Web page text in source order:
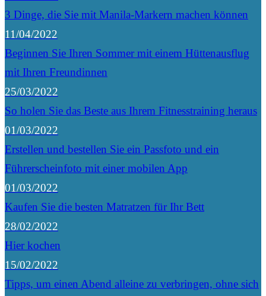
3 Dinge, die Sie mit Manila-Markern machen können
11/04/2022
Beginnen Sie Ihren Sommer mit einem Hüttenausflug
mit Ihren Freundinnen
25/03/2022
So holen Sie das Beste aus Ihrem Fitnesstraining heraus
01/03/2022
Erstellen und bestellen Sie ein Passfoto und ein
Führerscheinfoto mit einer mobilen App
01/03/2022
Kaufen Sie die besten Matratzen für Ihr Bett
28/02/2022
Hier kochen
15/02/2022
Tipps, um einen Abend alleine zu verbringen, ohne sich